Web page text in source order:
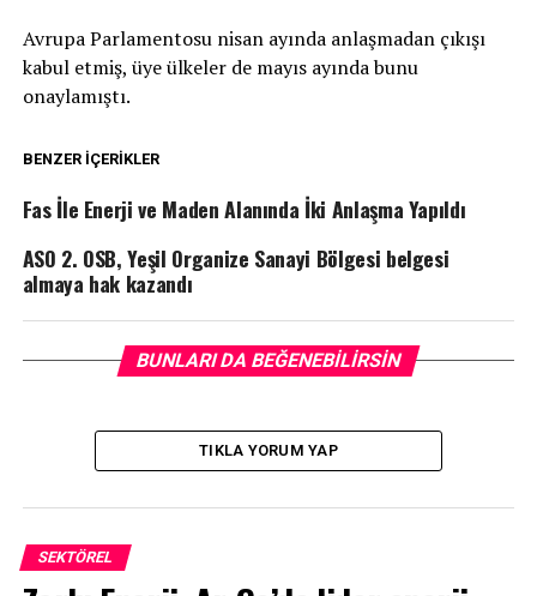
Avrupa Parlamentosu nisan ayında anlaşmadan çıkışı
kabul etmiş, üye ülkeler de mayıs ayında bunu
onaylamıştı.
BENZER İÇERIKLER
Fas İle Enerji ve Maden Alanında İki Anlaşma Yapıldı
ASO 2. OSB, Yeşil Organize Sanayi Bölgesi belgesi
almaya hak kazandı
BUNLARI DA BEĞENEBILIRSIN
TIKLA YORUM YAP
SEKTÖREL